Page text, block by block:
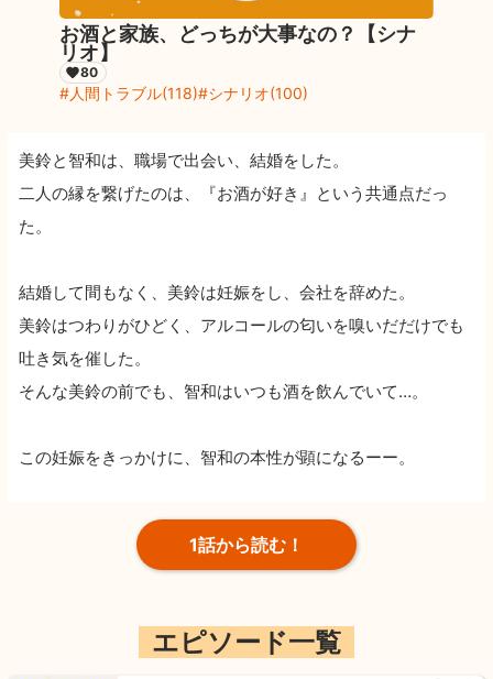
お酒と家族、どっちが大事なの？【シナ
リオ】
80
人間トラブル(118) シナリオ(100)
美鈴と智和は、職場で出会い、結婚をした。
二人の縁を繋げたのは、『お酒が好き』という共通点だっ
た。
結婚して間もなく、美鈴は妊娠をし、会社を辞めた。
美鈴はつわりがひどく、アルコールの匂いを嗅いだだけでも
吐き気を催した。
そんな美鈴の前でも、智和はいつも酒を飲んでいて…。
この妊娠をきっかけに、智和の本性が顕になるーー。
1話から読む！
エピソード一覧